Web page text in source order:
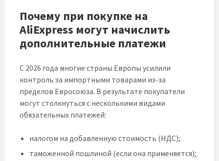
Почему при покупке на
AliExpress могут начислить
дополнительные платежи
С 2026 года многие страны Европы усилили
контроль за импортными товарами из-за
пределов Евросоюза. В результате покупатели
могут столкнуться с несколькими видами
обязательных платежей:
налогом на добавленную стоимость (НДС);
таможенной пошлиной (если она применяется);